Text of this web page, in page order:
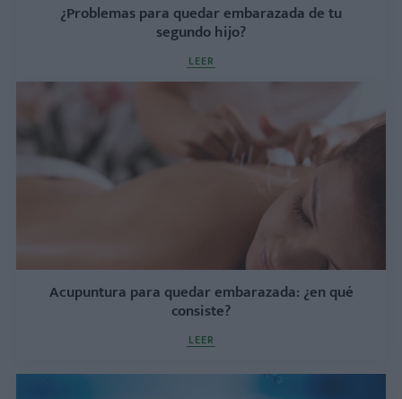
¿Problemas para quedar embarazada de tu
segundo hijo?
LEER
Acupuntura para quedar embarazada: ¿en qué
consiste?
LEER